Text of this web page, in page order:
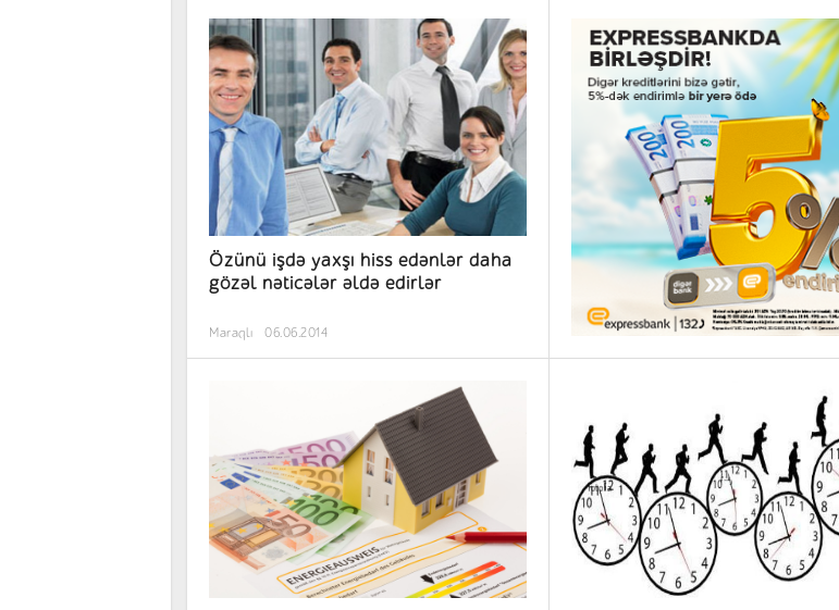
Özünü işdə yaxşı hiss edənlər daha
gözəl nəticələr əldə edirlər
Maraqlı 06.06.2014